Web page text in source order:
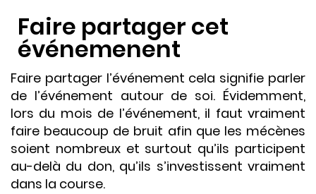
Faire partager cet
événemenent
Faire partager l’événement cela signifie parler
de l’événement autour de soi. Évidemment,
lors du mois de l’événement, il faut vraiment
faire beaucoup de bruit afin que les mécènes
soient nombreux et surtout qu’ils participent
au-delà du don, qu’ils s’investissent vraiment
dans la course.